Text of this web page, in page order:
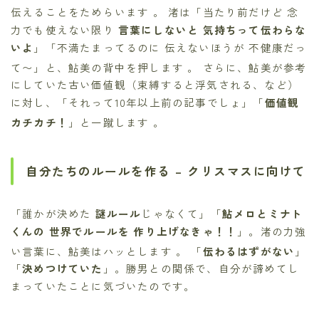
伝えることをためらいます 。 渚は「当たり前だけど 念
力でも使えない限り 言葉にしないと 気持ちって伝わらな
いよ 」「不満たまってるのに 伝えないほうが 不健康だっ
て〜」と、鮎美の背中を押します 。 さらに、鮎美が参考
にしていた古い価値観（束縛すると浮気される、など）
に対し、「それって10年以上前の記事でしょ」「価値観
カチカチ！ 」と一蹴します 。
自分たちのルールを作る – クリスマスに向けて
「誰かが決めた 謎ルール じゃなくて」「鮎メロとミナト
くんの 世界でルールを 作り上げなきゃ！！ 」。渚の力強
い言葉に、鮎美はハッとします 。 「伝わるはずがない 」
「決めつけていた 」。勝男との関係で、自分が諦めてし
まっていたことに気づいたのです。